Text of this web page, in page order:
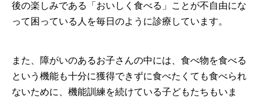
後の楽しみである「おいしく食べる」ことが不自由にな
って困っている人を毎日のように診療しています。
また、障がいのあるお子さんの中には、食べ物を食べる
という機能も十分に獲得できずに食べたくても食べられ
ないために、機能訓練を続けている子どもたちもいま